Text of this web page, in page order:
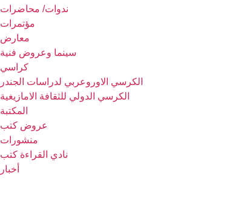
ندوات/ محاضرات
مؤتمرات
معارض
سينما وعروض فنية
كراسي
الكرسي الاوروعربي لدراسات الجندر
الكرسي الدولي للثقافة الامازيغية
المكتبة
عروض كتب
منشورات
نادي القراءة كتب
أخبار